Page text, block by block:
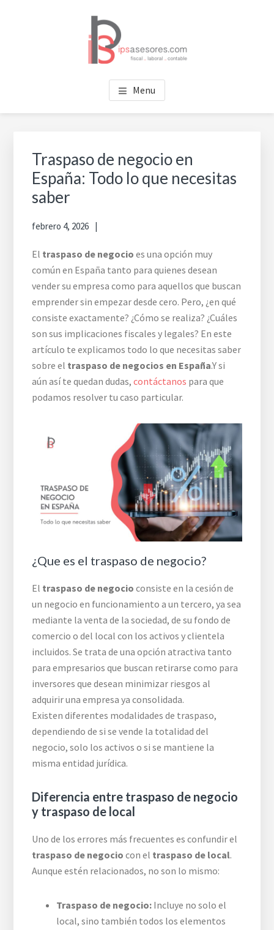
IPS ASESORES
Tu asesoría en Valencia
Menu
Traspaso de negocio en
España: Todo lo que necesitas
saber
febrero 4, 2026
El traspaso de negocio es una opción muy
común en España tanto para quienes desean
vender su empresa como para aquellos que buscan
emprender sin empezar desde cero. Pero, ¿en qué
consiste exactamente? ¿Cómo se realiza? ¿Cuáles
son sus implicaciones fiscales y legales? En este
artículo te explicamos todo lo que necesitas saber
sobre el traspaso de negocios en España.Y si
aún así te quedan dudas,contáctanos para que
podamos resolver tu caso particular.
¿Que es el traspaso de negocio?
El traspaso de negocio consiste en la cesión de
un negocio en funcionamiento a un tercero, ya sea
mediante la venta de la sociedad, de su fondo de
comercio o del local con los activos y clientela
incluidos. Se trata de una opción atractiva tanto
para empresarios que buscan retirarse como para
inversores que desean minimizar riesgos al
adquirir una empresa ya consolidada.
Existen diferentes modalidades de traspaso,
dependiendo de si se vende la totalidad del
negocio, solo los activos o si se mantiene la
misma entidad jurídica.
Diferencia entre traspaso de negocio
y traspaso de local
Uno de los errores más frecuentes es confundir el
traspaso de negocio con el traspaso de local.
Aunque estén relacionados, no son lo mismo:
Traspaso de negocio: Incluye no solo el
local, sino también todos los elementos